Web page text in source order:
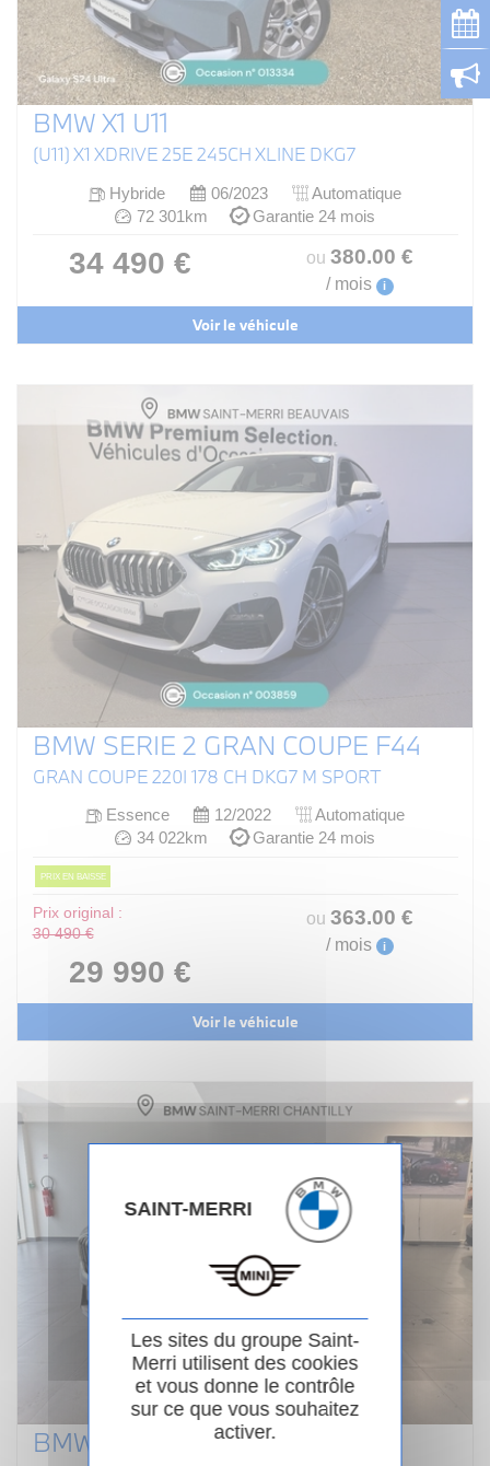
BMW X1 U11
(U11) X1 XDRIVE 25E 245CH XLINE DKG7
Hybride 06/2023
Automatique
72 301km
Garantie 24 mois
34 490 € ou 380.00 €
/ mois i
Voir le véhicule
BMW SERIE 2 GRAN COUPE F44
GRAN COUPE 220I 178 CH DKG7 M SPORT
Essence 12/2022
Automatique
34 022km
Garantie 24 mois
PRIX EN BAISSE
Prix original :
30 490 €
29 990 €
ou 363.00 €
/ mois i
Voir le véhicule
BMW X1 U11
SAINT-MERRI
Les sites du groupe Saint-
Merri utilisent des cookies
et vous donne le contrôle
sur ce que vous souhaitez
activer.